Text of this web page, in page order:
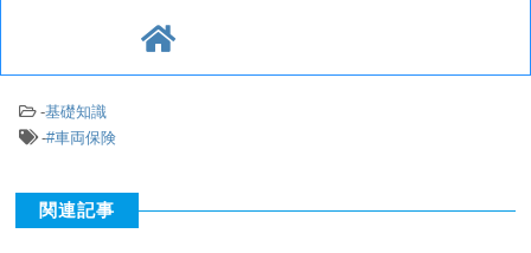
-基礎知識
-#車両保険
関連記事